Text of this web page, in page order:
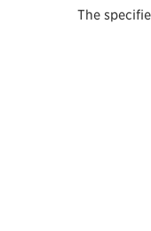
The